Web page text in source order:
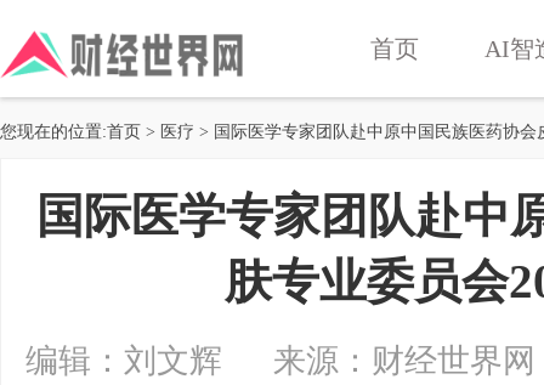
首页 AI智
您现在的位置:首页 > 医疗 > 国际医学专家团队赴中原中国民族医药协会
国际医学专家团队赴中
肤专业委员会
编辑：刘文辉 来源：财经世界网